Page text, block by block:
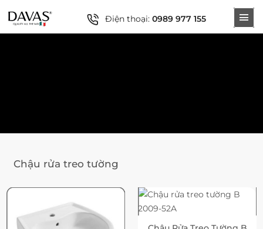
Điện thoại: 0989 977 155
Chậu rửa treo tường